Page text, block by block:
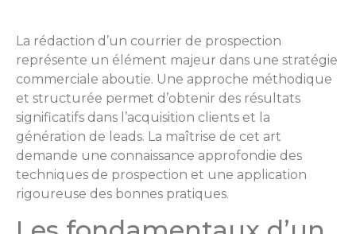
La rédaction d’un courrier de prospection
représente un élément majeur dans une stratégie
commerciale aboutie. Une approche méthodique
et structurée permet d’obtenir des résultats
significatifs dans l’acquisition clients et la
génération de leads. La maîtrise de cet art
demande une connaissance approfondie des
techniques de prospection et une application
rigoureuse des bonnes pratiques.